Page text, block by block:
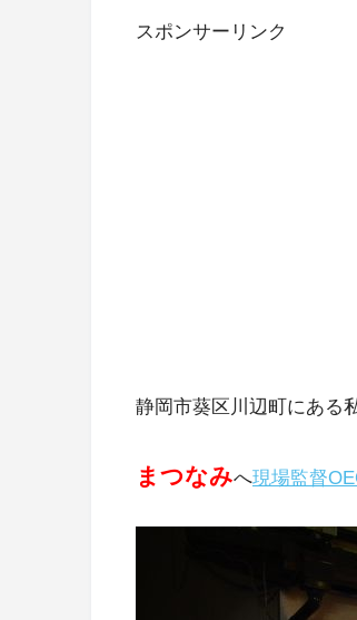
スポンサーリンク
静岡市葵区川辺町にある
まつなみへ現場監督